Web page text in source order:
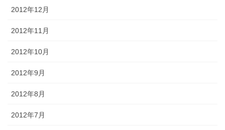
2012年12月
2012年11月
2012年10月
2012年9月
2012年8月
2012年7月